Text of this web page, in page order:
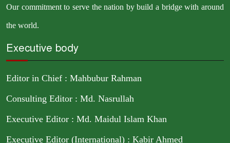
Our commitment to serve the nation by build a bridge with around
the world.
Executive body
Editor in Chief : Mahbubur Rahman
Consulting Editor : Md. Nasrullah
Executive Editor : Md. Maidul Islam Khan
Executive Editor (International) : Kabir Ahmed